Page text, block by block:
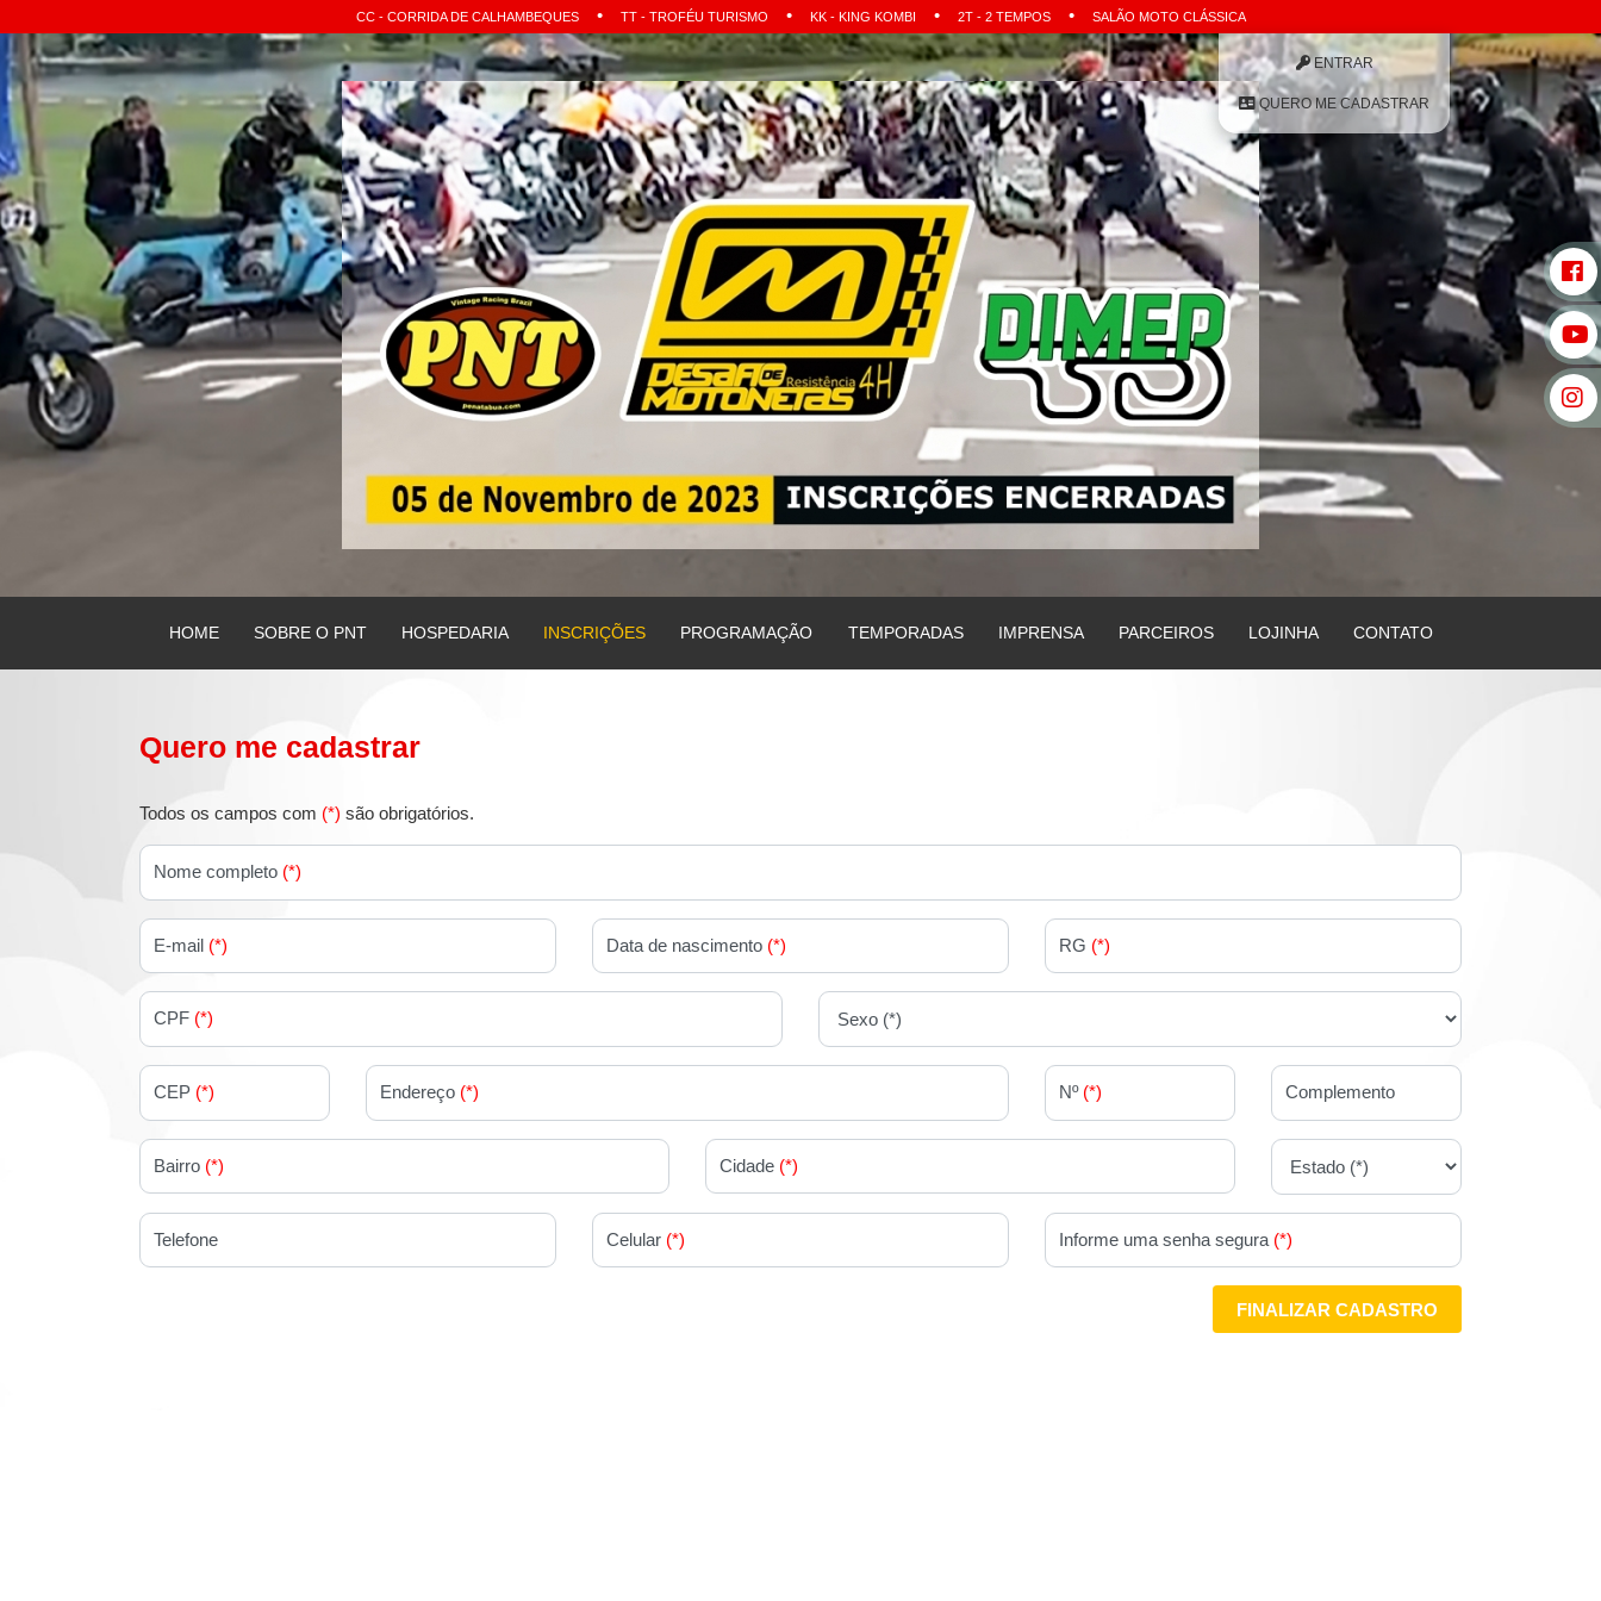
CC - CORRIDA DE CALHAMBEQUES • TT - TROFÉU TURISMO • KK - KING KOMBI • 2T - 2 TEMPOS • SALÃO MOTO CLÁSSICA
ENTRAR
QUERO ME CADASTRAR
HOME SOBRE O PNT HOSPEDARIA INSCRIÇÕES PROGRAMAÇÃO TEMPORADAS IMPRENSA PARCEIROS LOJINHA CONTATO
Quero me cadastrar
Todos os campos com (*) são obrigatórios.
Nome completo (*)
E-mail (*) Data de nascimento (*) RG (*)
CPF (*)
CEP (*) Endereço (*) Nº (*) Complemento
Bairro (*) Cidade (*)
Telefone Celular (*) Informe uma senha segura (*)